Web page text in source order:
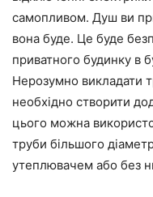
самопливом. Душ ви
вона буде. Це буде
приватного будинку в
Нерозумно викладати
необхідно створити
цього можна
труби більшого
утеплювачем або без